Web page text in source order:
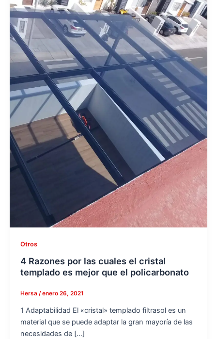
Otros
4 Razones por las cuales el cristal
templado es mejor que el policarbonato
Hersa /enero 26, 2021
1 Adaptabilidad El «cristal» templado filtrasol es un
material que se puede adaptar la gran mayoría de las
necesidades de […]